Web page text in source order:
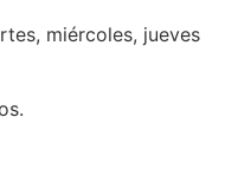
miércoles, jueves